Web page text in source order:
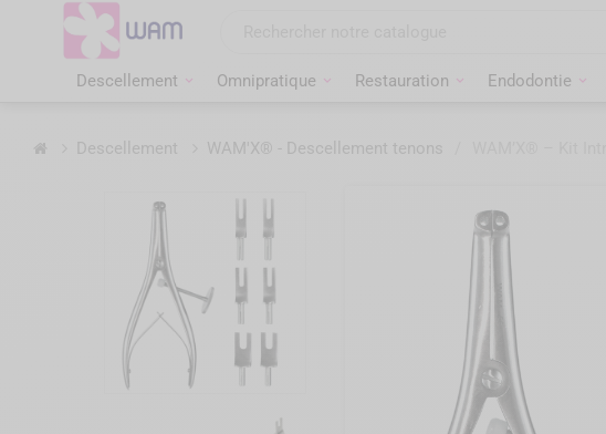
Descellement Omnipratique Restauration Endodontie
AccueilDescellement WAM'X® - Descellement tenons